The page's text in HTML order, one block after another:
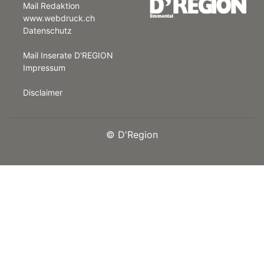
App
Mail Redaktion
www.webdruck.ch
Datenschutz
Mail Inserate D'REGION
Impressum
Disclaimer
© D'Region